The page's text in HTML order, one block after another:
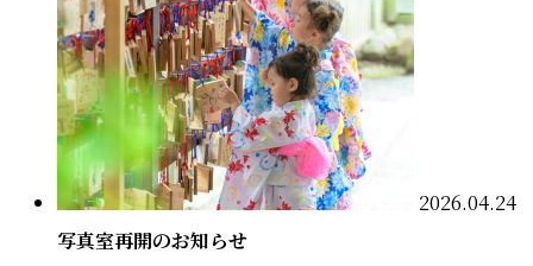
2026.04.24
写真室再開のお知らせ